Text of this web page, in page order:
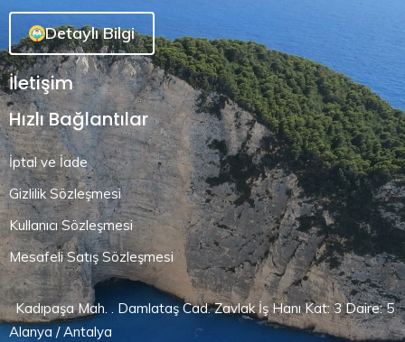
Detaylı Bilgi
İletişim
Hızlı Bağlantılar
İptal ve İade
Gizlilik Sözleşmesi
Kullanıcı Sözleşmesi
Mesafeli Satış Sözleşmesi
Kadıpaşa Mah. . Damlataş Cad. Zavlak İş Hanı Kat: 3 Daire: 5
Alanya / Antalya